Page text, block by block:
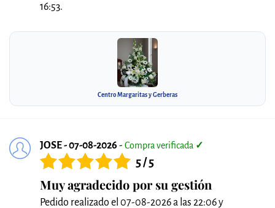
16:53.
Centro Margaritas y Gerberas
JOSE - 07-08-2026 - Compra verificada ✓
5 / 5
Muy agradecido por su gestión
Pedido realizado el 07-08-2026 a las 22:06 y